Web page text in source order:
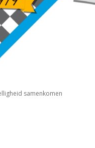
samenkomen